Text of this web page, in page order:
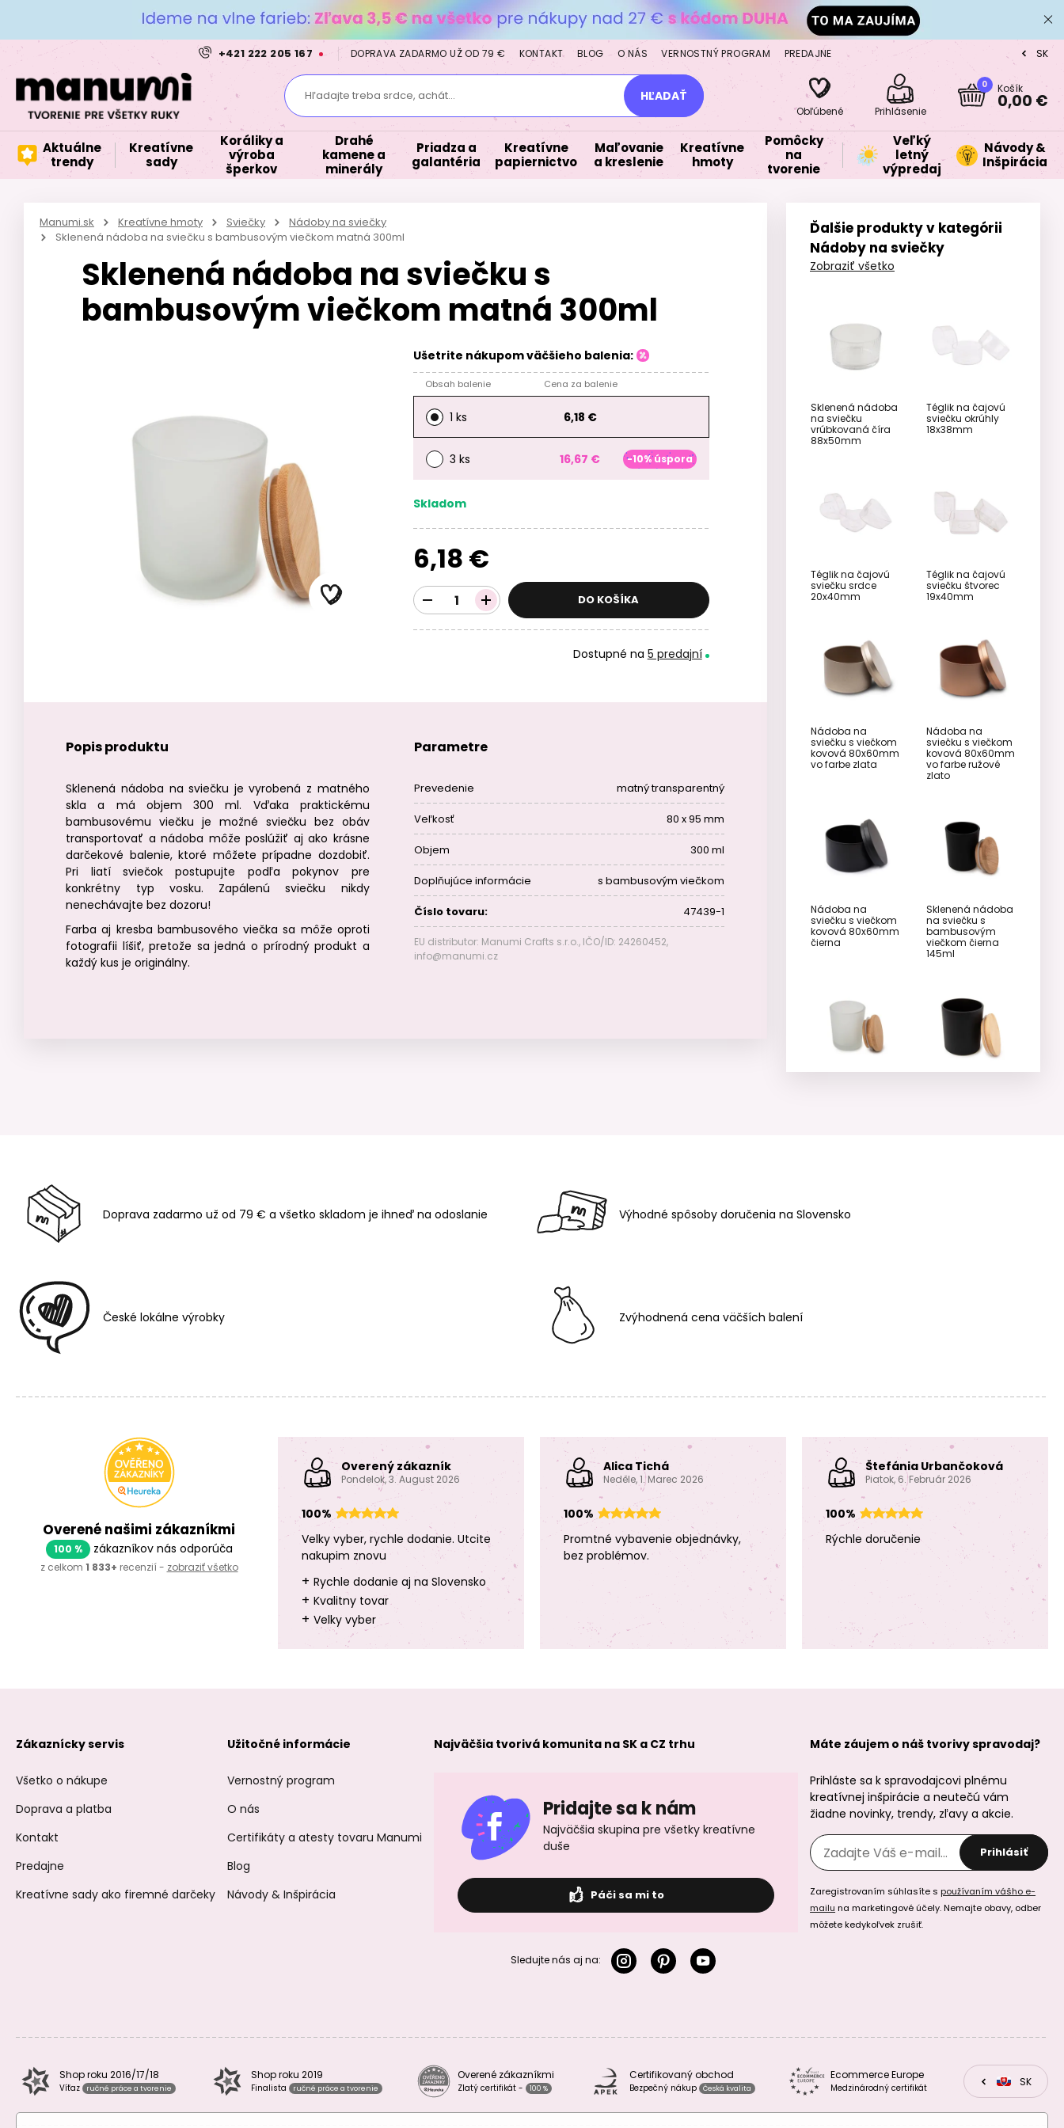
+421 222 205 167 DOPRAVA ZADARMO UŽ OD 79 € KONTAKT BLOG O NÁS VERNOSTNÝ PROGRAM PREDAJNE CZ
SK
Hľadajte treba srdce, achát... HĽADAŤ
Obľúbené Prihlásenie
0 Košík
0,00 €
Aktuálne
trendy
Kreatívne
sady
Koráliky a
výroba
šperkov
Drahé
kamene a
minerály
Priadza a
galantéria
Kreatívne
papiernictvo
Maľovanie
a kreslenie
Kreatívne
hmoty
Pomôcky
na
tvorenie
Veľký
letný
výpredaj
Návody &
Inšpirácia
Manumi.sk Kreatívne hmoty Sviečky
Nádoby na sviečky
Sklenená nádoba na sviečku s bambusovým viečkom matná 300ml
Sklenená nádoba na sviečku s
bambusovým viečkom matná 300ml
Ušetrite nákupom väčšieho balenia:
Obsah balenie Cena za balenie
1 ks 6,18 €
3 ks 16,67 € -10% úspora
Skladom
6,18 €
DO KOŠÍKA
Dostupné na 5 predajní
Popis produktu
Sklenená nádoba na sviečku je vyrobená z matného
skla a má objem 300 ml. Vďaka praktickému
bambusovému viečku je možné sviečku bez obáv
transportovať a nádoba môže poslúžiť aj ako krásne
darčekové balenie, ktoré môžete prípadne dozdobiť.
Pri liatí sviečok postupujte podľa pokynov pre
konkrétny typ vosku. Zapálenú sviečku nikdy
nenechávajte bez dozoru!
Farba aj kresba bambusového viečka sa môže oproti
fotografii líšiť, pretože sa jedná o prírodný produkt a
každý kus je originálny.
Parametre
Prevedenie matný transparentný
Veľkosť 80 x 95 mm
Objem 300 ml
Doplňujúce informácie s bambusovým viečkom
Číslo tovaru: 47439-1
EU distributor: Manumi Crafts s.r.o., IČO/ID: 24260452,
info@manumi.cz
Ďalšie produkty v kategórii
Nádoby na sviečky
Zobraziť všetko
Sklenená nádoba
na sviečku
vrúbkovaná číra
88x50mm
Téglik na čajovú
sviečku okrúhly
18x38mm
Téglik na čajovú
sviečku srdce
20x40mm
Téglik na čajovú
sviečku štvorec
19x40mm
Nádoba na
sviečku s viečkom
kovová 80x60mm
vo farbe zlata
Nádoba na
sviečku s viečkom
kovová 80x60mm
vo farbe ružové
zlato
Nádoba na
sviečku s viečkom
kovová 80x60mm
čierna
Sklenená nádoba
na sviečku s
bambusovým
viečkom čierna
145ml
Hliníková nádoba
na sviečku
65x50mm vo
farbe zlata
Hliníková nádoba
65x50mm vo
farbe striebra
na sviečku
92x45mm vo
farbe striebra
Hliníková nádoba
75x70mm vo
farbe striebra
Hliníková nádoba
na sviečku
82x75mm vo
farbe striebra
Forma na vonné
vosky v tvare
kocky
vosky v tvare
transparentná
Doprava zadarmo už od 79 € a všetko skladom je ihneď na odoslanie Výhodné spôsoby doručenia na Slovensko
České lokálne výrobky Zvýhodnená cena väčších balení
Overené našimi zákazníkmi
100 % zákazníkov nás odporúča
z celkom 1 833+ recenzií - zobraziť všetko
Overený zákazník
Pondelok, 3. August 2026
100%
Velky vyber, rychle dodanie. Utcite
nakupim znovu
+ Rychle dodanie aj na Slovensko
+ Kvalitny tovar
+ Velky vyber
Alica Tichá
Neděle, 1. Marec 2026
100%
Promtné vybavenie objednávky,
bez problémov.
Štefánia Urbančoková
Piatok, 6. Február 2026
100%
Rýchle doručenie
Zákaznícky servis
Všetko o nákupe
Doprava a platba
Kontakt
Predajne
Kreatívne sady ako firemné darčeky
Užitočné informácie
Vernostný program
O nás
Certifikáty a atesty tovaru Manumi
Blog
Návody & Inšpirácia
Najväčšia tvorivá komunita na SK a CZ trhu
Pridajte sa k nám
Najväčšia skupina pre všetky kreatívne
duše
Páči sa mi to
Sledujte nás aj na:
Máte záujem o náš tvorivy spravodaj?
Prihláste sa k spravodajcovi plnému
kreatívnej inšpirácie a neutečú vám
žiadne novinky, trendy, zľavy a akcie.
Prihlásiť
Zaregistrovaním súhlasíte s používaním vášho e-
mailu na marketingové účely. Nemajte obavy, odber
môžete kedykoľvek zrušiť.
Shop roku 2016/17/18
Víťaz ručné práce a tvorenie
Shop roku 2019
Finalista ručné práce a tvorenie
Overené zákazníkmi
Zlatý certifikát - 100 %
Certifikovaný obchod
Bezpečný nákup Česká kvalita
Ecommerce Europe
Medzinárodný certifikát CZSK